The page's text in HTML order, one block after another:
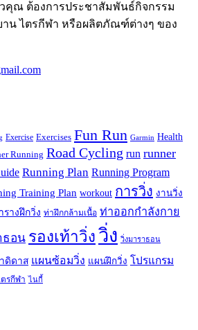
คุณ ต้องการประชาสัมพันธ์กิจกรรม
าน ไตรกีฬา หรือผลิตภัณฑ์ต่างๆ ของ
Exercise Exercises Fun Run Garmin Health
Running Road Cycling run runner
Running Plan Running Program
Training Plan workout การวิ่ง งานวิ่ง
รางฝึกวิ่ง ท่าฝึกกล้ามเนื้อ ท่าออกกำลังกาย
ธอน รองเท้าวิ่ง วิ่ง วิ่งมาราธอน
ดิดาส แผนซ้อมวิ่ง แผนฝึกวิ่ง โปรแกรม
รกีฬา ไนกี้